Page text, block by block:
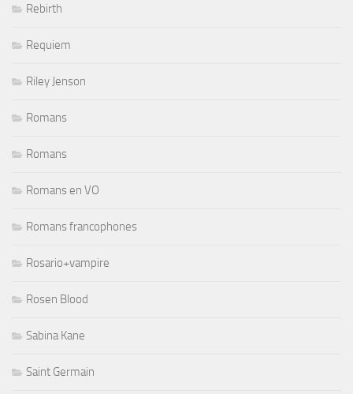
Rebirth
Requiem
Riley Jenson
Romans
Romans
Romans en VO
Romans francophones
Rosario+vampire
Rosen Blood
Sabina Kane
Saint Germain